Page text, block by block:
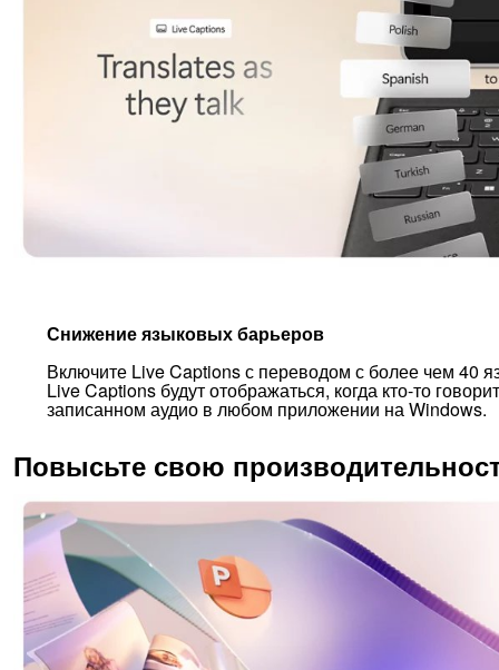
Снижение языковых барьеров
Включите Live Captions с переводом с более чем 40
Live Captions будут отображаться, когда кто-то
записанном аудио в любом приложении на Windows.
Повысьте свою